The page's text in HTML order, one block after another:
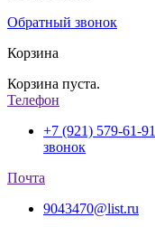
Обратный звонок
Корзина
Корзина пуста.
Телефон
+7 (921) 579-61-91
звонок
Почта
9043470@list.ru